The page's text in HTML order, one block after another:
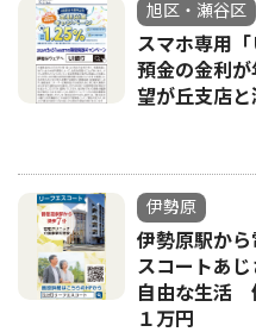
旭区・瀬谷区
スマホ専用
預金の金利
望が丘支店
伊勢原
伊勢原駅か
スコートあ
自由な生活
１万円